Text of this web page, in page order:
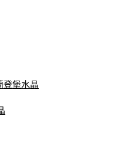
登堡水晶